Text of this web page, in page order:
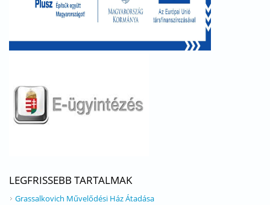
LEGFRISSEBB TARTALMAK
Grassalkovich Művelődési Ház Átadása